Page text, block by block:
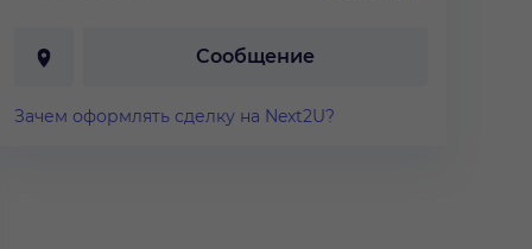
Сообщение
Зачем оформлять сделку на Next2U?